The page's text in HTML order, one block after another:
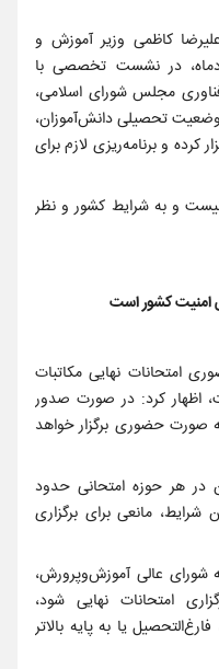
کاظمی وزیر آموزش و
امروز، سه‌شنبه 12خردادماه، در نشست تخصصی با
مجلس شورای اسلامی،
تحصیلی دانش‌آموزان،
کرده و برنامه‌ریزی لازم برای
و به شرایط کشور و نظر
امنیت کشور است
امتحانات نهایی مکاتبات
اظهار کرد: در صورت صدور
صورت حضوری برگزار خواهد
در هر حوزه امتحانی حدود
مانعی برای برگزاری
شورای عالی آموزش‌وپرورش،
امتحانات نهایی شود،
یا به پایه بالاتر